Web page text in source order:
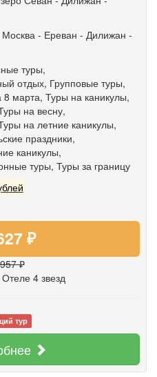
Москва - Ереван - Дилижан -
туры,
отдых, Групповые туры,
8 марта, Туры на каникулы,
на весну,
на летние каникулы,
праздники,
каникулы,
туры, Туры за границу
₽
₽
Отеле 4 звезд
тур